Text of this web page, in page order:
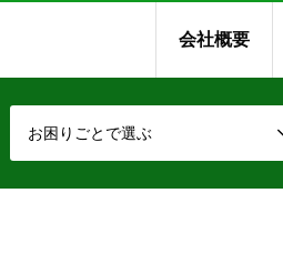
会社概要
お困りごとで選ぶ